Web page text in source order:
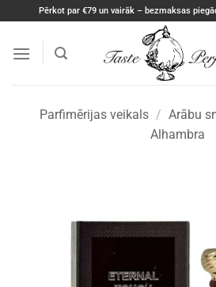
content
Pērkot par €79 un vairāk – bezmaksas
Parfimērijas veikals / Arābu
Alhambra